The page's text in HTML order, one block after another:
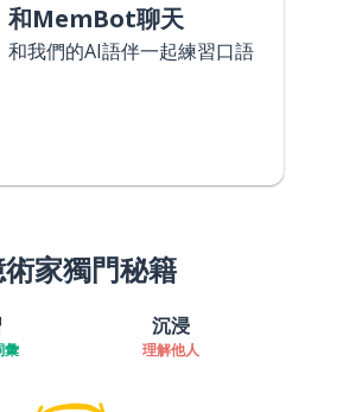
和MemBot聊天
和我們的AI語伴一起練習口語
家獨門秘籍
彙
沉浸
理解他人